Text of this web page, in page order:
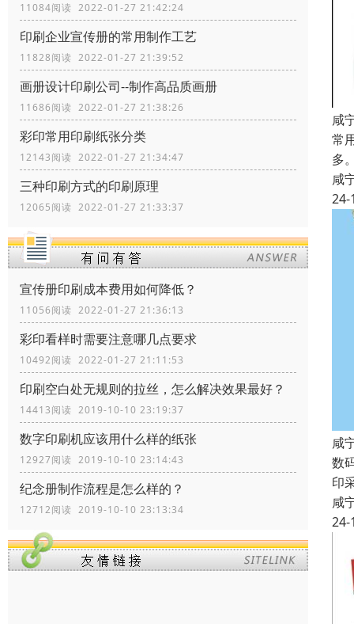
11084阅读 2022-01-27 21:42:24
印刷企业宣传册的常用制作工艺
11828阅读 2022-01-27 21:39:52
画册设计印刷公司--制作高品质画册
11686阅读 2022-01-27 21:38:26
彩印常用印刷纸张分类
12143阅读 2022-01-27 21:34:47
三种印刷方式的印刷原理
12065阅读 2022-01-27 21:33:37
宣传册印刷成本费用如何降低？
11056阅读 2022-01-27 21:36:13
彩印看样时需要注意哪几点要求
10492阅读 2022-01-27 21:11:53
印刷空白处无规则的拉丝，怎么解决效果最好？
14413阅读 2019-10-10 23:19:37
数字印刷机应该用什么样的纸张
12927阅读 2019-10-10 23:14:43
纪念册制作流程是怎么样的？
12712阅读 2019-10-10 23:13:34
咸
常
多
咸
24-
咸
数
印
咸
24-